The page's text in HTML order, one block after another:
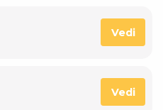
Vedi
Vedi